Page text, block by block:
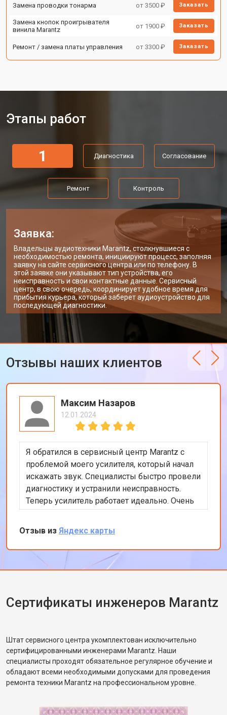
Замена проводки тонарма от 3500 ₽ Заказать
Замена кнопок проигрывателя
винила Marantz
от 1900 ₽ Заказать
Ремонт / замена платы управления от 3300 ₽ Заказать
Этапы работ
1 Диагностика Согласование
Ремонт Контроль
Заявка:
Владельцы аудиотехники Marantz, столкнувшиеся с
необходимостью ремонта, инициируют процесс, заполняя
заявку на сайте сервисного центра или по телефону. В
этой заявке они указывают тип устройства, его
неисправность и свои контактные данные. Сервисный
центр, в свою очередь, координирует удобное время для
прибытия курьера, который заберет аудиоустройство для
последующей диагностики.
Отзывы наших клиентов
Максим Назаров
12.01.2024
Я обратился в сервисный центр Marantz с
проблемой моего усилителя, который начал
искажать звук. Специалисты быстро провели
диагностику и устранили неисправность.
Теперь усилитель работает идеально. Очень
доволен качеством обслуживания и
профессионализмом команды. Спасибо за
вашу работу!
Отзыв из Яндекс карты
Сертификаты инженеров Marantz
Штат сервисного центра укомплектован исключительно
сертифицированными инженерами Marantz. Наши
специалисты проходят обязательное регулярное обучение и
обладают всеми необходимыми допусками для проведения
ремонта техники Marantz на профессиональном уровне.